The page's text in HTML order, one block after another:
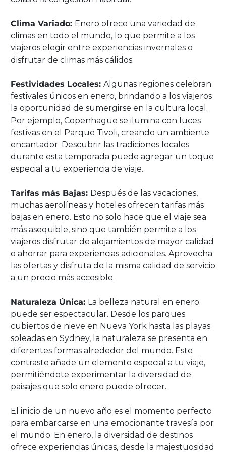
Clima Variado: Enero ofrece una variedad de
climas en todo el mundo, lo que permite a los
viajeros elegir entre experiencias invernales o
disfrutar de climas más cálidos.
Festividades Locales: Algunas regiones celebran
festivales únicos en enero, brindando a los viajeros
la oportunidad de sumergirse en la cultura local.
Por ejemplo, Copenhague se ilumina con luces
festivas en el Parque Tivoli, creando un ambiente
encantador. Descubrir las tradiciones locales
durante esta temporada puede agregar un toque
especial a tu experiencia de viaje.
Tarifas más Bajas: Después de las vacaciones,
muchas aerolíneas y hoteles ofrecen tarifas más
bajas en enero. Esto no solo hace que el viaje sea
más asequible, sino que también permite a los
viajeros disfrutar de alojamientos de mayor calidad
o ahorrar para experiencias adicionales. Aprovecha
las ofertas y disfruta de la misma calidad de servicio
a un precio más accesible.
Naturaleza Única: La belleza natural en enero
puede ser espectacular. Desde los parques
cubiertos de nieve en Nueva York hasta las playas
soleadas en Sydney, la naturaleza se presenta en
diferentes formas alrededor del mundo. Este
contraste añade un elemento especial a tu viaje,
permitiéndote experimentar la diversidad de
paisajes que solo enero puede ofrecer.
El inicio de un nuevo año es el momento perfecto
para embarcarse en una emocionante travesía por
el mundo. En enero, la diversidad de destinos
ofrece experiencias únicas, desde la majestuosidad